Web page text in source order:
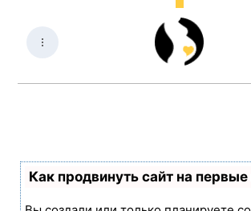
Как продвинуть сайт на